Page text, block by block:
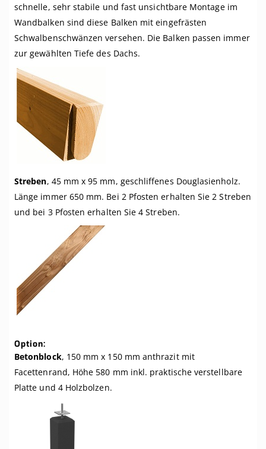
schnelle, sehr stabile und fast unsichtbare Montage im
Wandbalken sind diese Balken mit eingefrästen
Schwalbenschwänzen versehen. Die Balken passen immer
zur gewählten Tiefe des Dachs.
Streben, 45 mm x 95 mm, geschliffenes Douglasienholz.
Länge immer 650 mm. Bei 2 Pfosten erhalten Sie 2 Streben
und bei 3 Pfosten erhalten Sie 4 Streben.
Option:
Betonblock, 150 mm x 150 mm anthrazit mit
Facettenrand, Höhe 580 mm inkl. praktische verstellbare
Platte und 4 Holzbolzen.